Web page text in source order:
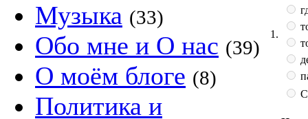
Музыка (33)
Обо мне и О нас (39)
О моём блоге (8)
Политика и
1.